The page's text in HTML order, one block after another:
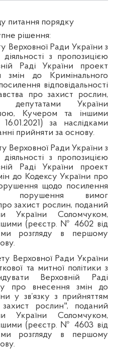
питання порядку
рішення:
Верховної Ради України з
з пропозицією
Раді України
проект
до Кримінального
відповідальності
про захист рослин,
депутатами України
Кучером та іншими
за наслідками
прийняти за основу.
Верховної Ради України з
з пропозицією
Раді України
проект
до Кодексу України про
щодо посилення
за порушення вимог
захист рослин, поданий
України Соломчуком,
(реєстр. № 4602 від
розгляду в першому
Верховної Ради України
та митної політики з
Верховній Раді
про внесення змін до
у зв’язку з прийняттям
рослин", поданий
України Соломчуком,
(реєстр. № 4603 від
розгляду в першому